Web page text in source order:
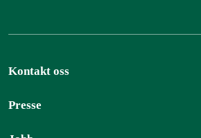
Kontakt oss
Presse